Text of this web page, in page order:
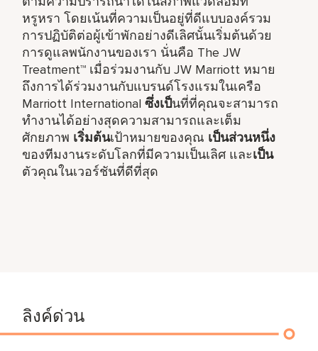
หรูหรา โดยเน้นที่ความเป็นอยู่ที่ดีแบบองค์รวม
การปฏิบัติต่อผู้เข้าพักอย่างดีเลิศนั้นเริ่มต้นด้วย
การดูแลพนักงานของเรา นั่นคือ The JW
Treatment™ เมื่อร่วมงานกับ JW Marriott หมาย
ถึงการได้ร่วมงานกับแบรนด์โรงแรมในเครือ
Marriott Internationalซึ่งเป็นที่ที่คุณจะสามารถ
ทำงานได้อย่างสุดความสามารถและเต็ม
ศักยภาพ เริ่มต้นเป้าหมายของคุณ เป็นส่วนหนึ่ง
ของทีมงานระดับโลกที่มีความเป็นเลิศ และเป็น
ตัวคุณในเวอร์ชันที่ดีที่สุด
ลิงค์ด่วน